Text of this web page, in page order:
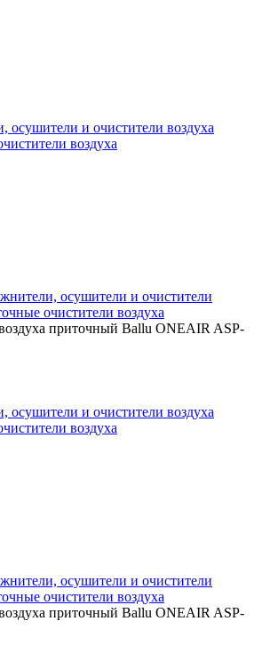
осушители и очистители воздуха
воздуха
осушители и очистители
очистители воздуха
приточный Ballu ONEAIR ASP-
осушители и очистители воздуха
воздуха
осушители и очистители
очистители воздуха
приточный Ballu ONEAIR ASP-